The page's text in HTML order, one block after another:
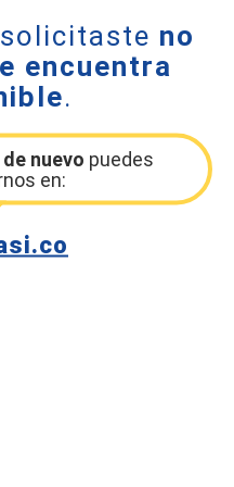
no
encuentra
.
nuevo puedes
en: